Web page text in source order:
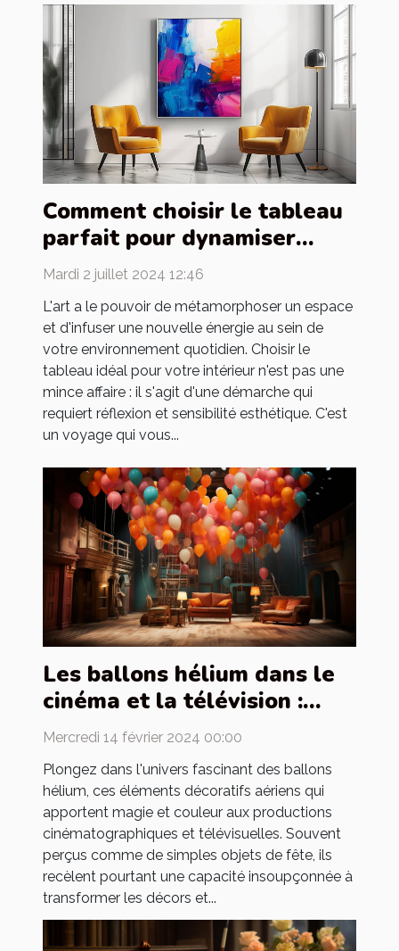
Comment choisir le tableau
parfait pour dynamiser
votre intérieur
Mardi 2 juillet 2024 12:46
L'art a le pouvoir de métamorphoser un espace
et d'infuser une nouvelle énergie au sein de
votre environnement quotidien. Choisir le
tableau idéal pour votre intérieur n'est pas une
mince affaire : il s'agit d'une démarche qui
requiert réflexion et sensibilité esthétique. C'est
un voyage qui vous...
Les ballons hélium dans le
cinéma et la télévision :
utilisation et création de
décors
Mercredi 14 février 2024 00:00
Plongez dans l'univers fascinant des ballons
hélium, ces éléments décoratifs aériens qui
apportent magie et couleur aux productions
cinématographiques et télévisuelles. Souvent
perçus comme de simples objets de fête, ils
recèlent pourtant une capacité insoupçonnée à
transformer les décors et...